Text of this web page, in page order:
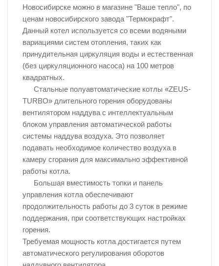
Новосибирске можно в магазине "Ваше тепло", по
ценам новосибирского завода "Термокрафт".
Данный котел используется со всеми водяными
вариациями систем отопления, таких как
принудительная циркуляция воды и естественная
(без циркуляционного насоса) на 100 метров
квадратных.
Стальные полуавтоматические котлы «ZEUS-
TURBO» длительного горения оборудованы
вентилятором наддува с интеллектуальным
блоком управления автоматической работы
системы наддува воздуха. Это позволяет
подавать необходимое количество воздуха в
камеру сгорания для максимально эффективной
работы котла.
Большая вместимость топки и панель
управления котла обеспечивают
продолжительность работы до 3 суток в режиме
поддержания, при соответствующих настройках
горения.
Требуемая мощность котла достигается путем
автоматического регулирования оборотов